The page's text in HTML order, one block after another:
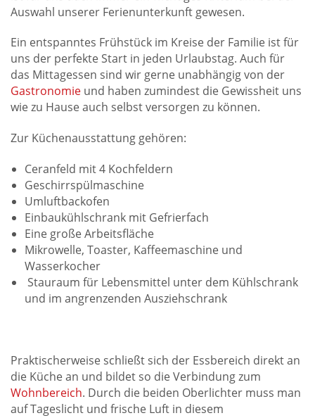
Auswahl unserer Ferienunterkunft gewesen.
Ein entspanntes Frühstück im Kreise der Familie ist für
uns der perfekte Start in jeden Urlaubstag. Auch für
das Mittagessen sind wir gerne unabhängig von der
Gastronomie und haben zumindest die Gewissheit uns
wie zu Hause auch selbst versorgen zu können.
Zur Küchenausstattung gehören:
Ceranfeld mit 4 Kochfeldern
Geschirrspülmaschine
Umluftbackofen
Einbaukühlschrank mit Gefrierfach
Eine große Arbeitsfläche
Mikrowelle, Toaster, Kaffeemaschine und
Wasserkocher
Stauraum für Lebensmittel unter dem Kühlschrank
und im angrenzenden Ausziehschrank
Praktischerweise schließt sich der Essbereich direkt an
die Küche an und bildet so die Verbindung zum
Wohnbereich. Durch die beiden Oberlichter muss man
auf Tageslicht und frische Luft in diesem